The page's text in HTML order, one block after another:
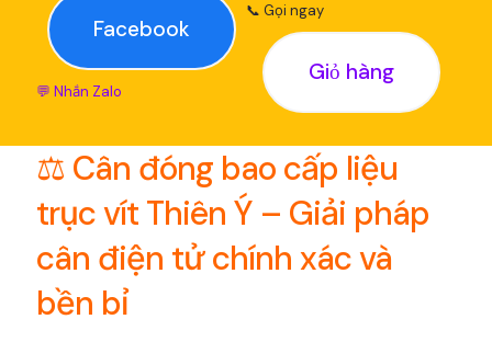
Facebook
💬 Nhắn Zalo
📞 Gọi ngay
Giỏ hàng
⚖️ Cân đóng bao cấp liệu
trục vít Thiên Ý – Giải pháp
cân điện tử chính xác và
bền bỉ